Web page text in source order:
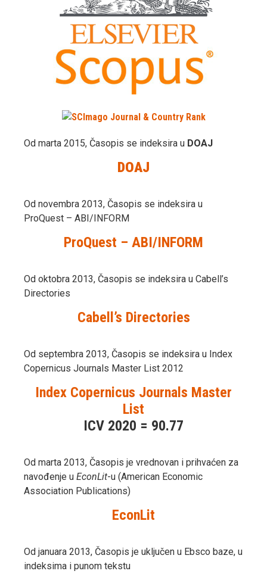
Od marta 2015, Časopis se indeksira u DOAJ
DOAJ
Od novembra 2013, Časopis se indeksira u
ProQuest – ABI/INFORM
ProQuest – ABI/INFORM
Od oktobra 2013, Časopis se indeksira u Cabell’s
Directories
Cabell’s Directories
Od septembra 2013, Časopis se indeksira u Index
Copernicus Journals Master List 2012
Index Copernicus Journals Master
List
ICV 2020 = 90.77
Od marta 2013, Časopis je vrednovan i prihvaćen za
navođenje u EconLit-u (American Economic
Association Publications)
EconLit
Od januara 2013, Časopis je uključen u Ebsco baze, u
indeksima i punom tekstu